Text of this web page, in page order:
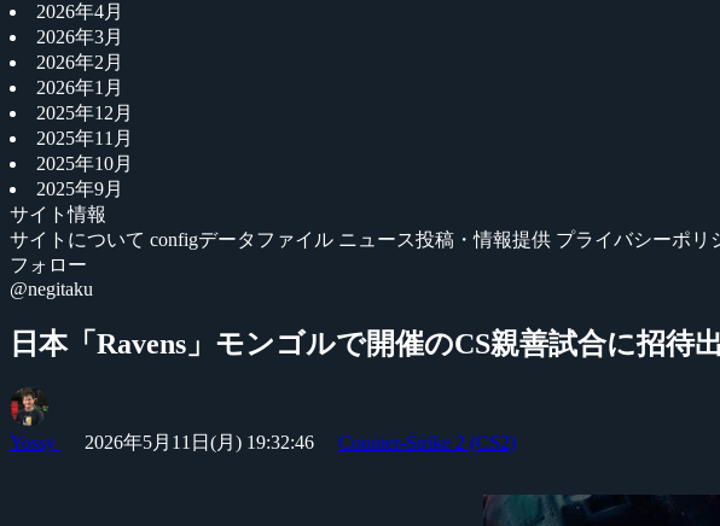
2026年4月
2026年3月
2026年2月
2026年1月
2025年12月
2025年11月
2025年10月
2025年9月
サイト情報
サイトについて configデータファイル ニュース投稿・情報提供 プライバシーポリ
フォロー
@negitaku
日本「Ravens」モンゴルで開催のCS親善試合に招待
Yossy 2026年5月11日(月) 19:32:46 Counter-Strike 2 (CS2)